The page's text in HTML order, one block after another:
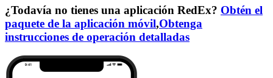
¿Todavía no tienes una aplicación RedEx? Obtén el
paquete de la aplicación móvil,Obtenga
instrucciones de operación detalladas